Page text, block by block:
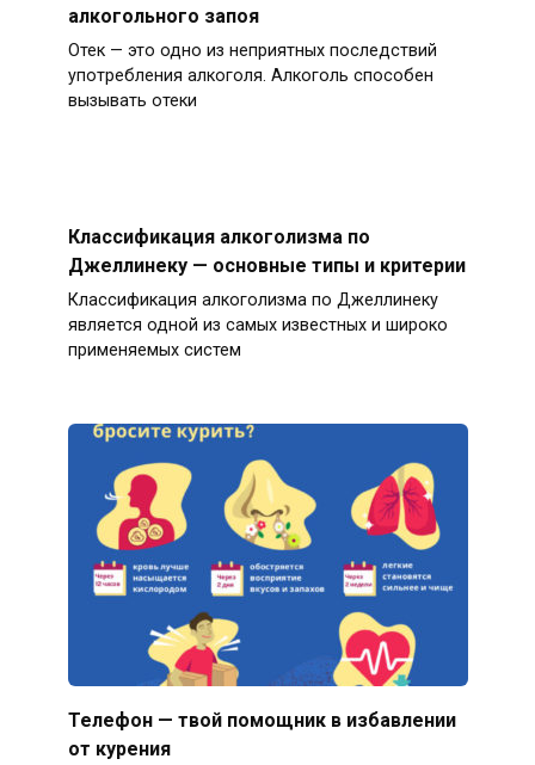
алкогольного запоя
Отек — это одно из неприятных последствий
употребления алкоголя. Алкоголь способен
вызывать отеки
Классификация алкоголизма по
Джеллинеку — основные типы и критерии
Классификация алкоголизма по Джеллинеку
является одной из самых известных и широко
применяемых систем
Телефон — твой помощник в избавлении
от курения